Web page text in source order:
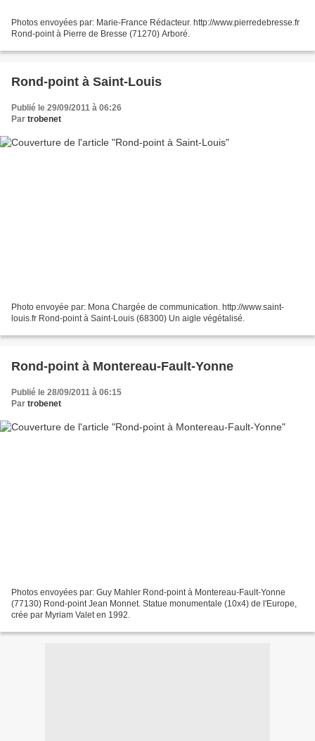
Photos envoyées par: Marie-France Rédacteur. http://www.pierredebresse.fr
Rond-point à Pierre de Bresse (71270) Arboré.
Rond-point à Saint-Louis
Publié le 29/09/2011 à 06:26
Par trobenet
Photo envoyée par: Mona Chargée de communication. http://www.saint-
louis.fr Rond-point à Saint-Louis (68300) Un aigle végétalisé.
Rond-point à Montereau-Fault-Yonne
Publié le 28/09/2011 à 06:15
Par trobenet
Photos envoyées par: Guy Mahler Rond-point à Montereau-Fault-Yonne
(77130) Rond-point Jean Monnet. Statue monumentale (10x4) de l'Europe,
crée par Myriam Valet en 1992.